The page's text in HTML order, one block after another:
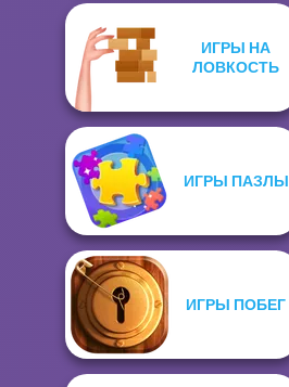
ИГРЫ НА
ЛОВКОСТЬ
ИГРЫ ПАЗЛЫ
ИГРЫ ПОБЕГ